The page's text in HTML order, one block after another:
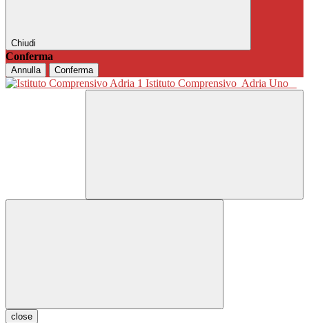
Chiudi
Conferma
Annulla Conferma
Istituto Comprensivo Adria Uno
close